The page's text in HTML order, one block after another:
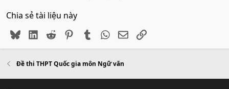
Chia sẻ tài liệu này
BlueskyLinkedIn
Reddit PinterestTumblr WhatsApp
EmailLink
Đề thi THPT Quốc gia môn Ngữ văn